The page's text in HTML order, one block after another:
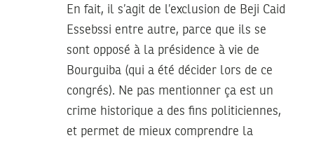
En fait, il s’agit de l’exclusion de Beji Caid
Essebssi entre autre, parce que ils se
sont opposé à la présidence à vie de
Bourguiba (qui a été décider lors de ce
congrés). Ne pas mentionner ça est un
crime historique a des fins politiciennes,
et permet de mieux comprendre la